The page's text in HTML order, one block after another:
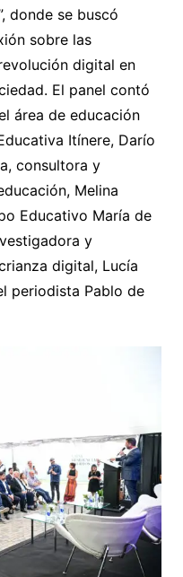
donde se buscó
sobre las
digital en
El panel contó
área de educación
Itínere, Darío
consultora y
Melina
Educativo María de
y
digital, Lucía
periodista Pablo de